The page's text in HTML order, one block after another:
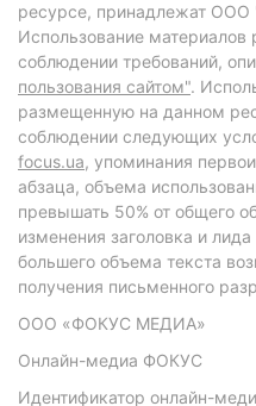
ресурсе, принадлежат
Использование материалов
соблюдении требований,
пользования сайтом".
размещенную на данном
соблюдении следующих
focus.ua, упоминания
абзаца, объема
превышать 50% от общего
изменения заголовка и
большего объема текста
получения письменного
ООО «ФОКУС МЕДИА»
Онлайн-медиа ФОКУС
Идентификатор онлайн-